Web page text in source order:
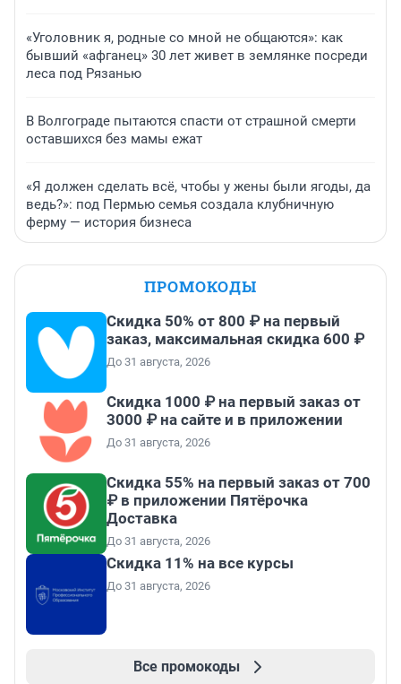
«Уголовник я, родные со мной не общаются»: как
бывший «афганец» 30 лет живет в землянке посреди
леса под Рязанью
В Волгограде пытаются спасти от страшной смерти
оставшихся без мамы ежат
«Я должен сделать всё, чтобы у жены были ягоды, да
ведь?»: под Пермью семья создала клубничную
ферму — история бизнеса
ПРОМОКОДЫ
Скидка 50% от 800 ₽ на первый
заказ, максимальная скидка 600 ₽
До 31 августа, 2026
Скидка 1000 ₽ на первый заказ от
3000 ₽ на сайте и в приложении
До 31 августа, 2026
Скидка 55% на первый заказ от 700
₽ в приложении Пятёрочка
Доставка
До 31 августа, 2026
Скидка 11% на все курсы
До 31 августа, 2026
Все промокоды